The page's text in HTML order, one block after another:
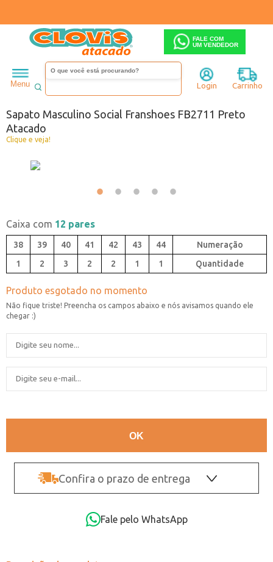
FALE COM
UM VENDEDOR
Menu Login Carrinho
Masculino Sapato
Sapato Masculino Social Franshoes FB2711 Preto
Atacado
Clique e veja!
Caixa com 12 pares
38 39 40 41 42 43
44
1
2 3 2 2 1 1 Quantidade
Confira o prazo de entrega
Fale pelo WhatsApp